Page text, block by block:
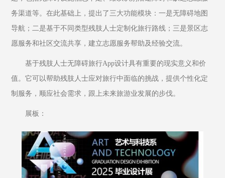
务渠道等。在此基础上，提出了三大功能模块：一是无障碍地图
导航；二是基于不同类型残肢人士定制化旅行路线；三是景区志
愿服务和社区交流共享，建立志愿服务帮助及经验交流。
基于残肢人士无障碍旅行App设计具有重要的现实意义和价
值。它可以帮助残肢人士应对旅行中面临的挑战，提供个性化定
制服务，顺应社会需求，跟上未来旅游业发展的步伐。
展板：